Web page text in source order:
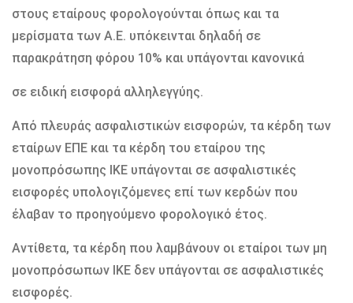
στους εταίρους φορολογούνται όπως και τα
μερίσματα των Α.Ε. υπόκεινται δηλαδή σε
παρακράτηση φόρου 10% και υπάγονται κανονικά
σε ειδική εισφορά αλληλεγγύης.
Από πλευράς ασφαλιστικών εισφορών, τα κέρδη των
εταίρων ΕΠΕ και τα κέρδη του εταίρου της
μονοπρόσωπης ΙΚΕ υπάγονται σε ασφαλιστικές
εισφορές υπολογιζόμενες επί των κερδών που
έλαβαν το προηγούμενο φορολογικό έτος.
Αντίθετα, τα κέρδη που λαμβάνουν οι εταίροι των μη
μονοπρόσωπων ΙΚΕ δεν υπάγονται σε ασφαλιστικές
εισφορές.